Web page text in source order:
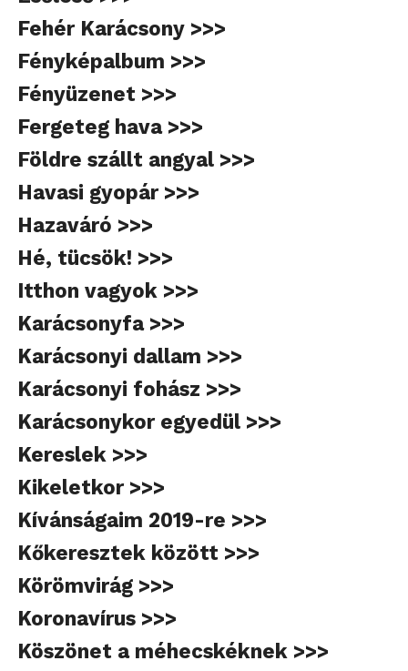
Fehér Karácsony >>>
Fényképalbum >>>
Fényüzenet >>>
Fergeteg hava >>>
Földre szállt angyal >>>
Havasi gyopár >>>
Hazaváró >>>
Hé, tücsök! >>>
Itthon vagyok >>>
Karácsonyfa >>>
Karácsonyi dallam >>>
Karácsonyi fohász >>>
Karácsonykor egyedül >>>
Kereslek >>>
Kikeletkor >>>
Kívánságaim 2019-re >>>
Kőkeresztek között >>>
Körömvirág >>>
Koronavírus >>>
Köszönet a méhecskéknek >>>